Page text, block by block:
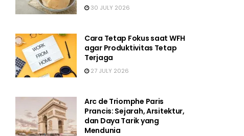
30 JULY 2026
Cara Tetap Fokus saat WFH
agar Produktivitas Tetap
Terjaga
27 JULY 2026
Arc de Triomphe Paris
Prancis: Sejarah, Arsitektur,
dan Daya Tarik yang
Mendunia